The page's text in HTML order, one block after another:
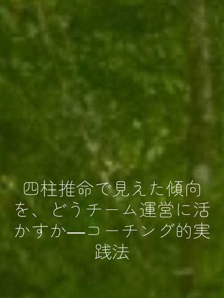
四柱推命で見えた傾向
を、どうチーム運営に活
かすか―コーチング的実
践法